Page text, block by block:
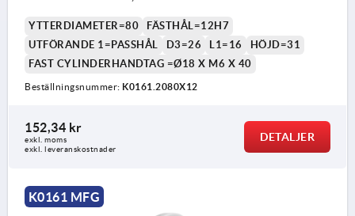
YTTERDIAMETER=80
FÄSTHÅL=12H7
UTFÖRANDE 1=PASSHÅL
D3=26 L1=16
HÖJD=31
FAST CYLINDERHANDTAG =Ø18 X M6 X 40
Beställningsnummer: K0161.2080X12
152,34 kr
exkl. moms
exkl. leveranskostnader
DETALJER
K0161 MFG